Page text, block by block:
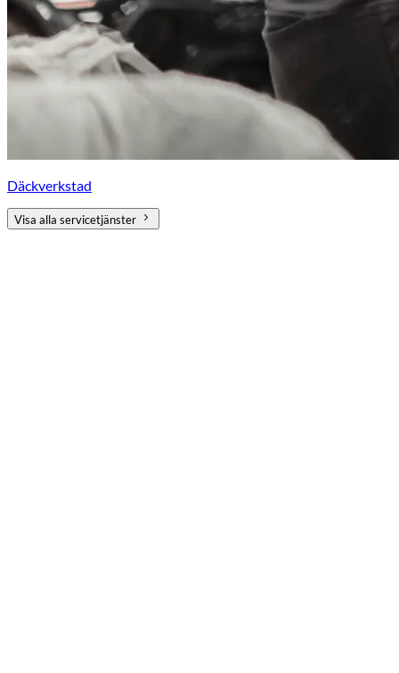
Däckverkstad
Visa alla servicetjänster